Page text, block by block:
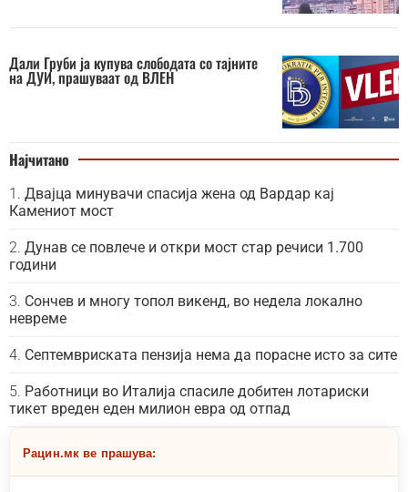
Дали Груби ја купува слободата со тајните
на ДУИ, прашуваат од ВЛЕН
Најчитано
Двајца минувачи спасија жена од Вардар кај
Камениот мост
Дунав се повлече и откри мост стар речиси 1.700
години
Сончев и многу топол викенд, во недела локално
невреме
Септемвриската пензија нема да порасне исто за сите
Работници во Италија спасиле добитен лотариски
тикет вреден еден милион евра од отпад
Рацин.мк ве прашува: